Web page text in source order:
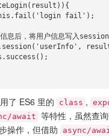
了 ES6 里的 class ,
await 等特性，虽然查
操作，但借助 async/